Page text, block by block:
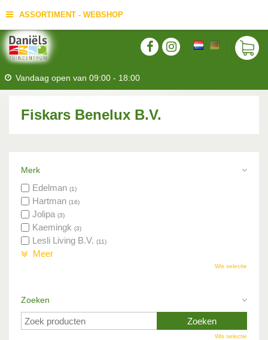
ASSORTIMENT - WEBSHOP
Vandaag open van 09:00 - 18:00
Fiskars Benelux B.V.
Merk
Edelman (1)
Hartman (16)
Jolipa (3)
Kaemingk (3)
Lesli Living B.V. (11)
Meer
Wis selectie
Zoeken
Wis selectie